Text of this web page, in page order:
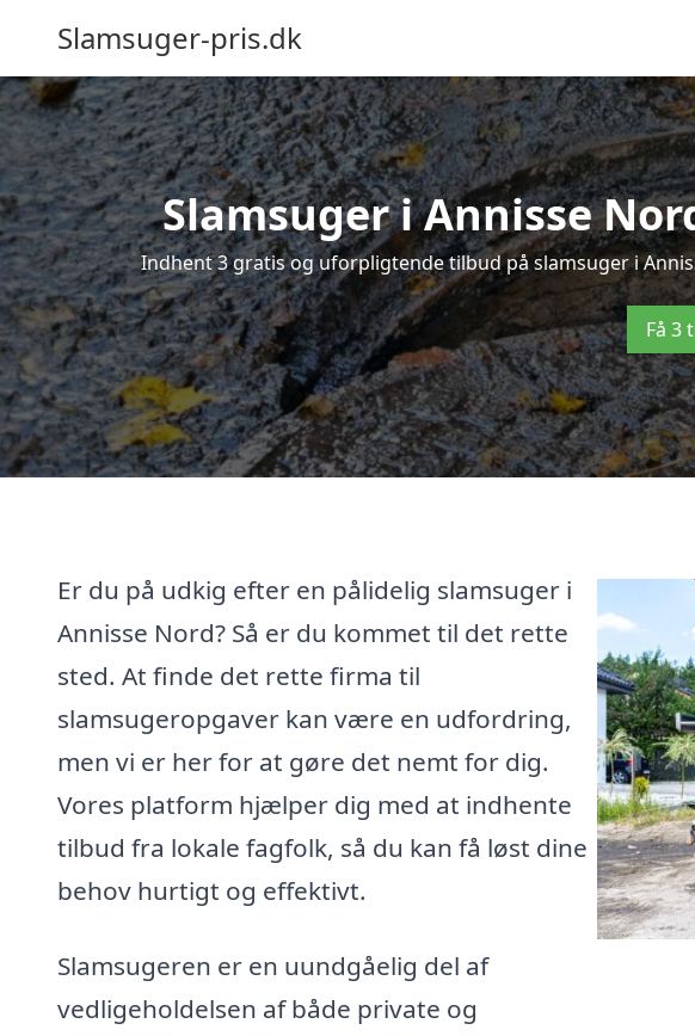
Slamsuger-pris.dk
Slamsuger i Annisse
Indhent 3 gratis og uforpligtende tilbud på slamsuger i
Få 3
Er du på udkig efter en pålidelig slamsuger i
Annisse Nord? Så er du kommet til det rette
sted. At finde det rette firma til
slamsugeropgaver kan være en udfordring,
men vi er her for at gøre det nemt for dig.
Vores platform hjælper dig med at indhente
tilbud fra lokale fagfolk, så du kan få løst dine
behov hurtigt og effektivt.
Slamsugeren er en uundgåelig del af
vedligeholdelsen af både private og